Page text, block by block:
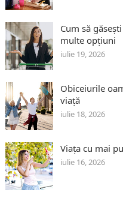
Cum să
multe opțiuni
iulie 19, 2026
Obiceiurile
viață
iulie 18, 2026
Viața cu mai
iulie 16, 2026